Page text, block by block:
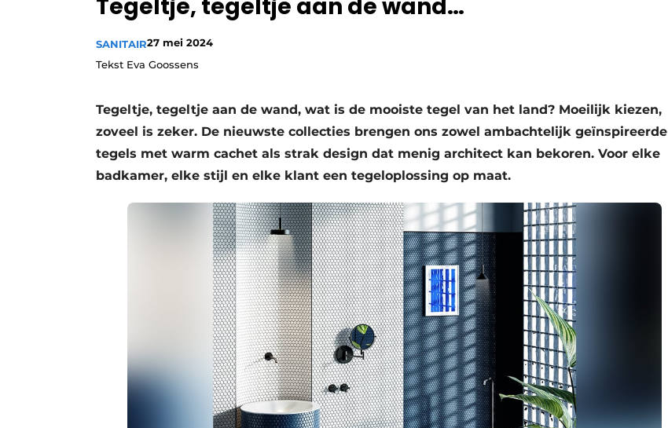
Vacature aanmelden
Video’s
Tegeltje, tegeltje aan de wand…
SANITAIR27 mei 2024
Tekst Eva Goossens
Tegeltje, tegeltje aan de wand, wat is de mooiste tegel van het land? Moeilijk kiezen,
zoveel is zeker. De nieuwste collecties brengen ons zowel ambachtelijk geïnspireerde
tegels met warm cachet als strak design dat menig architect kan bekoren. Voor elke
badkamer, elke stijl en elke klant een tegeloplossing op maat.